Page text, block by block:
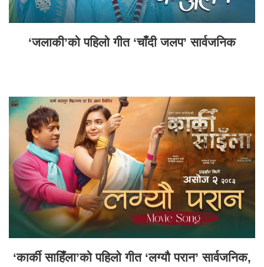
‘जलाकी’को पहिलो गीत ‘चाँदी जलप’ सार्वजनिक
‘कार्की साहिँला’को पहिलो गीत ‘लग्यौ परान’ सार्वजनिक,